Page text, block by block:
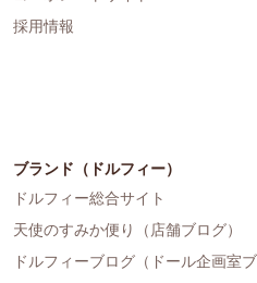
採用情報
ブランド（ドルフィー）
ドルフィー総合サイト
天使のすみか便り（店舗ブログ）
ドルフィーブログ（ドール企画室ブ